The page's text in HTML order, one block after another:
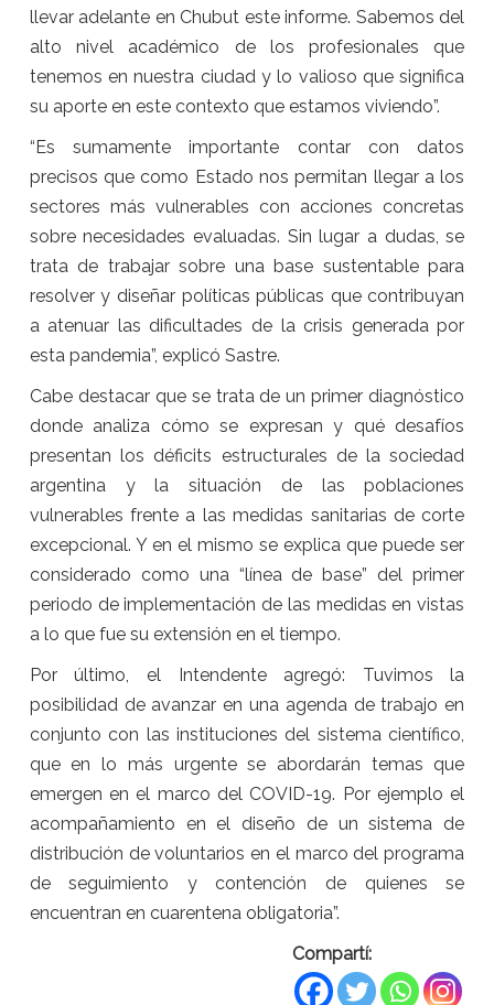
llevar adelante en Chubut este informe. Sabemos del
alto nivel académico de los profesionales que
tenemos en nuestra ciudad y lo valioso que significa
su aporte en este contexto que estamos viviendo”.
“Es sumamente importante contar con datos
precisos que como Estado nos permitan llegar a los
sectores más vulnerables con acciones concretas
sobre necesidades evaluadas. Sin lugar a dudas, se
trata de trabajar sobre una base sustentable para
resolver y diseñar políticas públicas que contribuyan
a atenuar las dificultades de la crisis generada por
esta pandemia”, explicó Sastre.
Cabe destacar que se trata de un primer diagnóstico
donde analiza cómo se expresan y qué desafíos
presentan los déficits estructurales de la sociedad
argentina y la situación de las poblaciones
vulnerables frente a las medidas sanitarias de corte
excepcional. Y en el mismo se explica que puede ser
considerado como una “línea de base” del primer
periodo de implementación de las medidas en vistas
a lo que fue su extensión en el tiempo.
Por último, el Intendente agregó: Tuvimos la
posibilidad de avanzar en una agenda de trabajo en
conjunto con las instituciones del sistema científico,
que en lo más urgente se abordarán temas que
emergen en el marco del COVID-19. Por ejemplo el
acompañamiento en el diseño de un sistema de
distribución de voluntarios en el marco del programa
de seguimiento y contención de quienes se
encuentran en cuarentena obligatoria”.
Compartí: